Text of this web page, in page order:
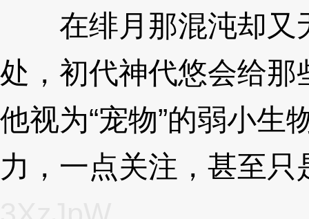
在绯月那混沌却又
处，初代神代悠会给
他视为“宠物”的弱小
力，一点关注，甚至